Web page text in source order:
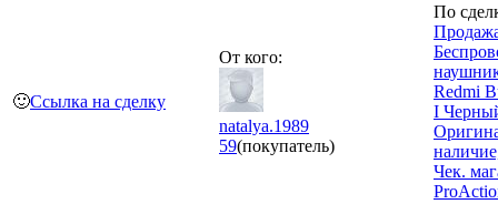
🙂Ссылка на сделку
От кого:
natalya.1989
59(покупатель)
По
Redmi
I
Чек.